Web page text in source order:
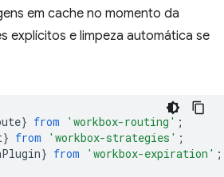
em cache no momento da
explícitos e limpeza automática se
} from 'workbox-routing' ;
} from 'workbox-strategies' ;
} from 'workbox-expiration' ;